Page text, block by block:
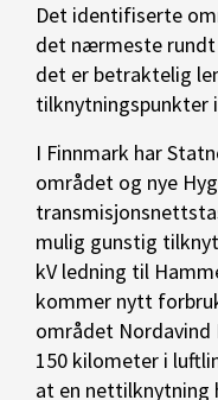
Det identifiserte
det nærmeste
det er betraktelig
tilknytningspunkter
I Finnmark har
området og nye
mulig gunstig
kV ledning til
kommer nytt
området
150 kilometer i
at en nettilknytning